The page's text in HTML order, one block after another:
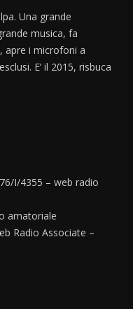
Una grande
musica, fa
apre i microfoni a
E’ il 2015, risbuca
I/4355 – web radio
amatoriale
Radio Associate –